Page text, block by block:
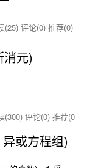
(25) 评论(0) 推荐(0)
元)
(300) 评论(0) 推荐(0)
或方程组)